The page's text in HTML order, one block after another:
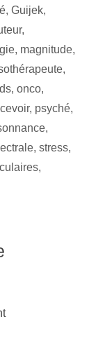
, Guijek,
,
, magnitude,
,
, onco,
, psyché,
,
, stress,
,